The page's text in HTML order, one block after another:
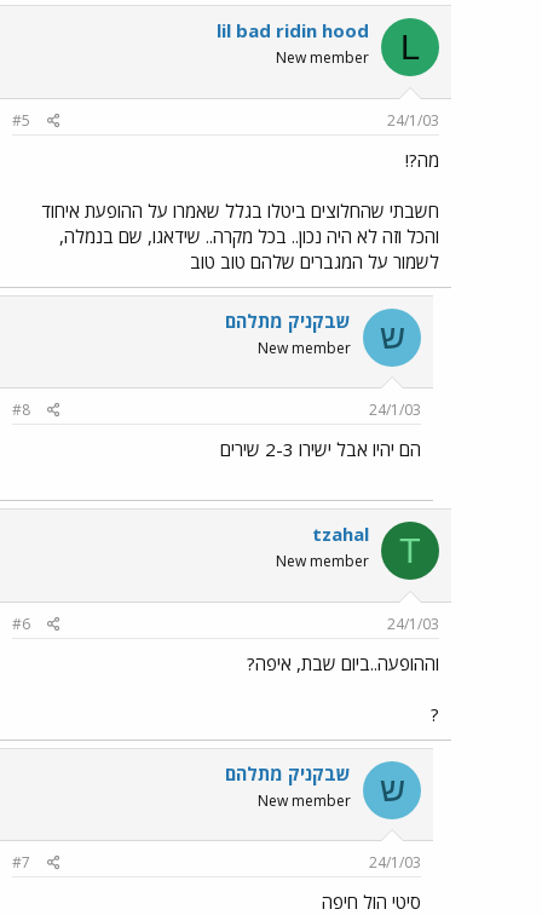
L
lil bad ridin hood
New member
24/1/03
#5
מה?!
חשבתי שהחלוצים ביטלו בגלל שאמרו על ההופעת איחוד
והכל וזה לא היה נכון.. בכל מקרה.. שידאגו, שם בנמלה,
לשמור על המגברים שלהם טוב טוב
ש שבקניק מתלהם
New member
24/1/03
#8
הם יהיו אבל ישירו 2-3 שירים
T
tzahal
New member
24/1/03
#6
וההופעה..ביום שבת, איפה?
?
ש שבקניק מתלהם
New member
24/1/03
#7
סיטי הול חיפה